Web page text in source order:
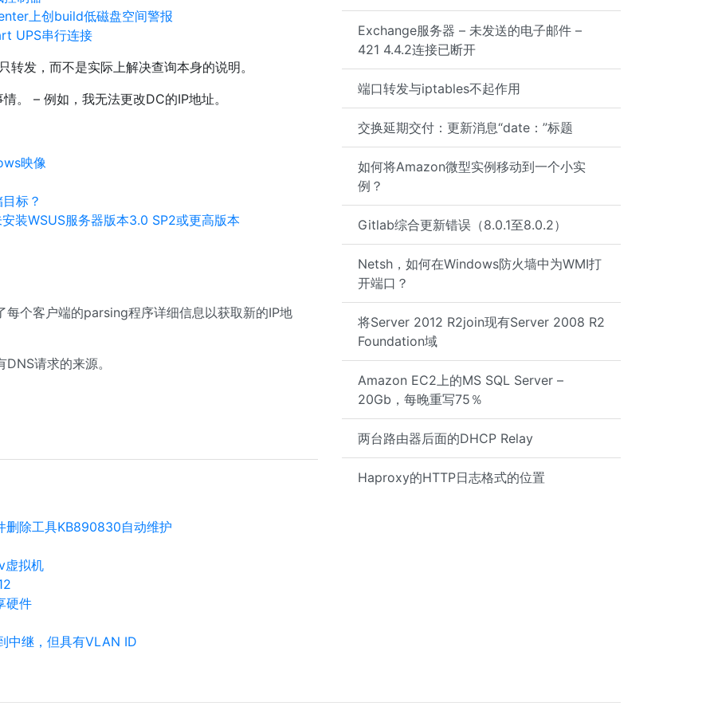
Exchange服务器 – 未发送的电子邮件 –
421 4.4.2连接已断开
端口转发与iptables不起作用
交换延期交付：更新消息“date：”标题
如何将Amazon微型实例移动到一个小实
例？
Gitlab综合更新错误（8.0.1至8.0.2）
Netsh，如何在Windows防火墙中为WMI打
开端口？
将Server 2012 R2join现有Server 2008 R2
Foundation域
Amazon EC2上的MS SQL Server –
20Gb，每晚重写75％
两台路由器后面的DHCP Relay
Haproxy的HTTP日志格式的位置
上创build低磁盘空间警报
UPS串行连接
发，而不是实际上解决查询本身的说明。
。 – 例如，我无法更改DC的IP地址。
映像
标？
装WSUS服务器版本3.0 SP2或更高版本
个客户端的parsing程序详细信息以获取新的IP地
请求的来源。
除工具KB890830自动维护
虚拟机
硬件
中继，但具有VLAN ID